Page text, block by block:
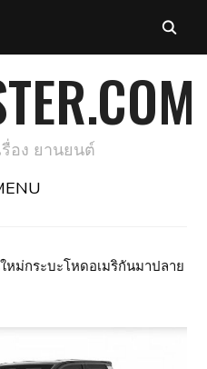
อง ยานยนต์
หม่กระบะโหดอเมริกันมาปลาย